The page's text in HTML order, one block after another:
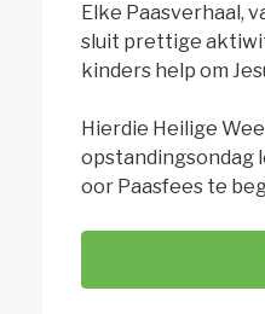
Elke Paasverhaal,
sluit prettige
kinders help om
Hierdie Heilige
opstandingsondag
oor Paasfees te